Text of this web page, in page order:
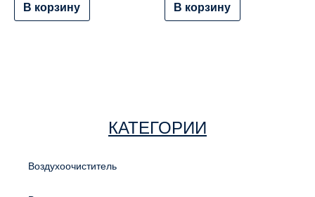
В корзину В корзину
КАТЕГОРИИ
Воздухоочиститель